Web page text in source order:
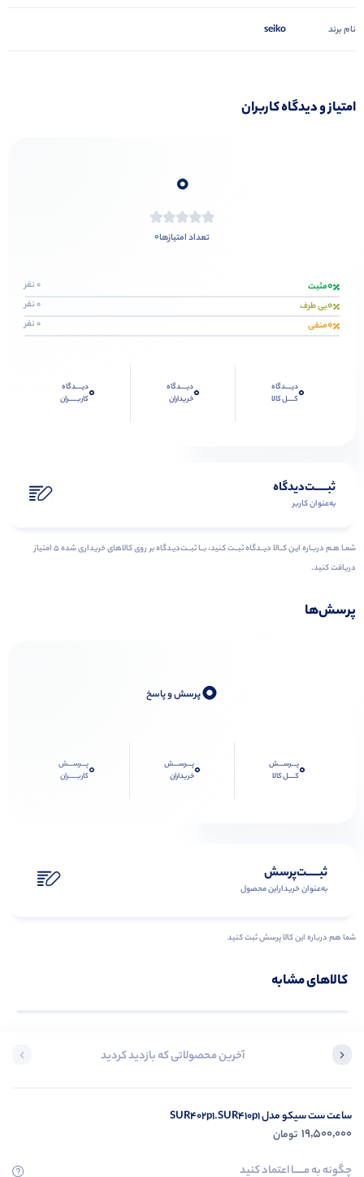
نام برند seiko
امتیاز و دیدگاه کاربران
0
تعداد امتیازها0
0مثبت 0 نفر
0بی طرف 0 نفر
0منفی 0 نفر
0دیــــدگاه
کــــل کالا
0دیــــدگاه
خریداران
0دیــــدگاه
کاربـــــران
ثبـــــت‌دیدگاه
به‌عنوان کاربر
شمـا هـم دربـاره ایـن کــالا دیــدگاه ثبــت کنید، بــا ثبــت‌دیـدگاه بر روی کالاهای خریداری شده ۵ امتیاز
دریافت کنید.
پرسش‌ها
0پرسش و پاسخ
0پـــرســـش
کــــل کالا
0پـــرســـش
خریداران
0پـــرســـش
کاربـــــران
ثبـــــت‌پرسش
به‌عنوان ‌خریدار‌این‌ محصول
شما هم درباره این کالا پرسش ثبت کنید
کالاهای مشابه
آخرین محصولاتی که بازدید کردید
ساعت ست سیکو مدل SUR402p1.SUR410p1
19,500,000 تومان
چگونه به مــــــا اعتماد کنید